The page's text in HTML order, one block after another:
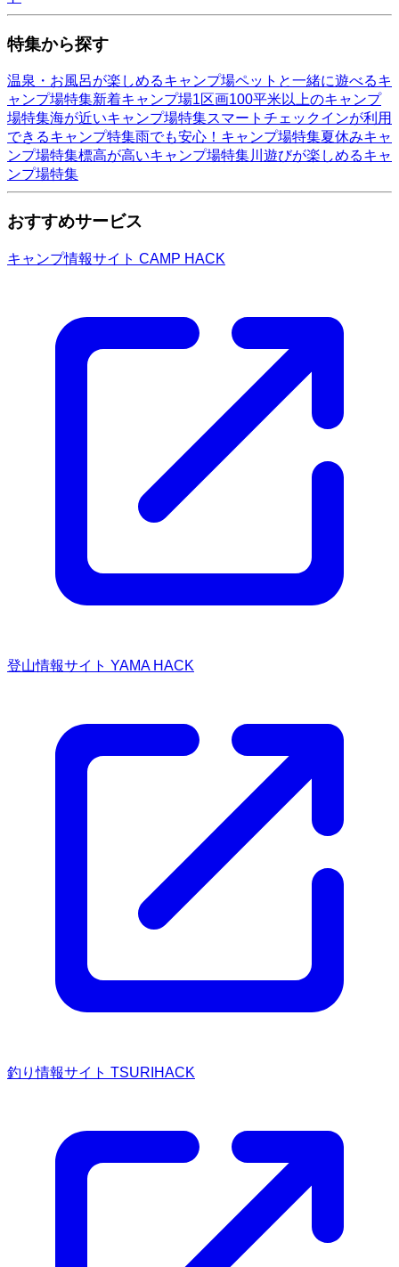
特集から探す
温泉・お風呂が楽しめるキャンプ場ペットと一緒に遊べるキ
ャンプ場特集新着キャンプ場1区画100平米以上のキャンプ
場特集海が近いキャンプ場特集スマートチェックインが利用
できるキャンプ特集雨でも安心！キャンプ場特集夏休みキャ
ンプ場特集標高が高いキャンプ場特集川遊びが楽しめるキャ
ンプ場特集
おすすめサービス
キャンプ情報サイト CAMP HACK
登山情報サイト YAMA HACK
釣り情報サイト TSURIHACK